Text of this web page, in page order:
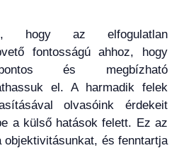
hogy az elfogulatlan
fontosságú ahhoz, hogy
és megbízható
el. A harmadik felek
olvasóink érdekeit
a külső hatások felett. Ez az
és fenntartja